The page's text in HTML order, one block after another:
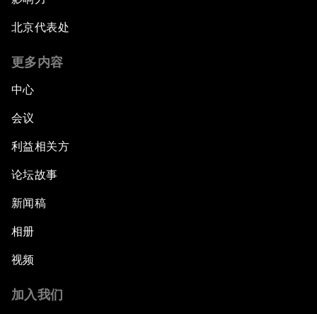
北京代表处
更多内容
中心
会议
利益相关方
论坛故事
新闻稿
相册
视频
加入我们